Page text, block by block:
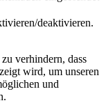
deaktivieren.
verhindern, dass
wird, um unseren
und